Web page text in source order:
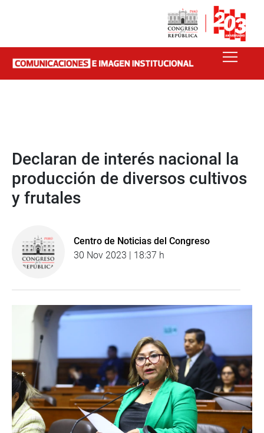
Declaran de interés nacional la
producción de diversos cultivos
y frutales
Centro de Noticias del Congreso
30 Nov 2023 | 18:37 h